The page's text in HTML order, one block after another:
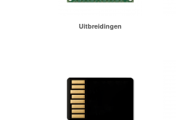
Uitbreidingen